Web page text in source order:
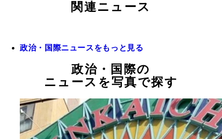
関連ニュース
政治・国際ニュースをもっと見る
政治・国際の
ニュースを写真で探す